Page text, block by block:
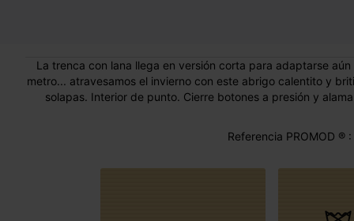
La trenca con lana llega en versión corta para adaptarse
metro... atravesamos el invierno con este abrigo calentito y
solapas. Interior de punto. Cierre botones a presión y
Referencia PROMOD